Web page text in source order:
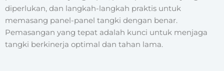
diperlukan, dan langkah-langkah praktis untuk
memasang panel-panel tangki dengan benar.
Pemasangan yang tepat adalah kunci untuk menjaga
tangki berkinerja optimal dan tahan lama.